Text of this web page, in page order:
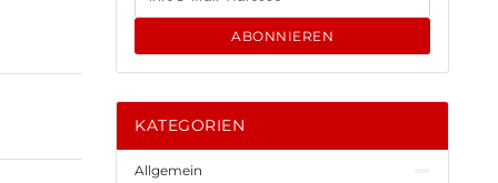
ABONNIEREN
KATEGORIEN
Allgemein